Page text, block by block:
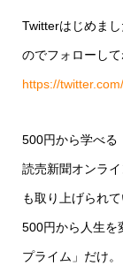
Twitterはじめま
のでフォローして
https://
500円から学べる
読売新聞オンラ
も取り上げられて
500円から人生を
プライム」だけ。